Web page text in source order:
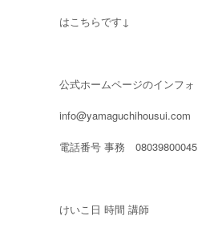
はこちらです↓
公式ホームページのインフォ
info@yamaguchihousui.com
電話番号 事務 08039800045
けいこ日 時間 講師